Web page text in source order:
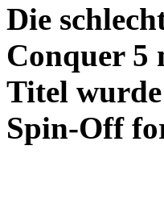
Die
Conquer 5
Titel
Spin-Off